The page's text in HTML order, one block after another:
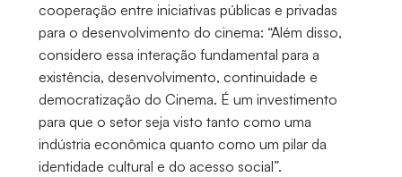
cooperação entre iniciativas públicas e privadas
para o desenvolvimento do cinema: “Além disso,
considero essa interação fundamental para a
existência, desenvolvimento, continuidade e
democratização do Cinema. É um investimento
para que o setor seja visto tanto como uma
indústria econômica quanto como um pilar da
identidade cultural e do acesso social”.